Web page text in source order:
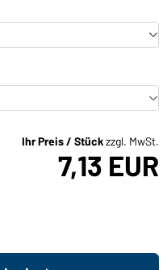
Ihr Preis / Stückzzgl. MwSt.
7,13 EUR